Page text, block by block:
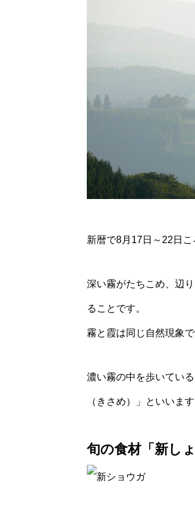
新暦で8月17日～22日こ
深い霧がたちこめ、辺
ることです。
霧と霞は同じ自然現象
濃い霧の中を歩いてい
（きさめ）」といいます
旬の食材「新しょ